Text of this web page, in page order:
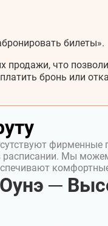
билеты».
продажи, что
бронь или
фирменные
Мы
─